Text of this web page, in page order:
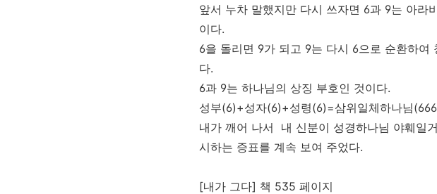
앞서 누차 말했지만 다시 쓰자면 6과 9는 아라
이다.
6을 돌리면 9가 되고 9는 다시 6으로 순환하
다.
6과 9는 하나님의 상징 부호인 것이다.
성부(6)+성자(6)+성령(6)=삼위일체하나님
내가 깨어 나서 내 신분이 성경하나님 야훼일
시하는 증표를 계속 보여 주었다.
[내가 그다] 책 535 페이지